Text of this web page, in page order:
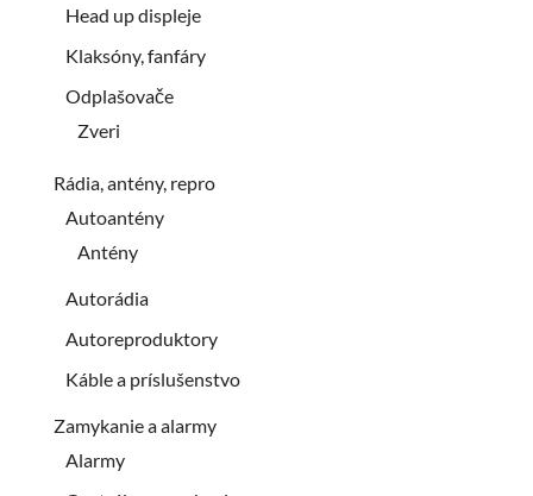
Head up displeje
Klaksóny, fanfáry
Odplašovače
Zveri
Rádia, antény, repro
Autoantény
Antény
Autorádia
Autoreproduktory
Káble a príslušenstvo
Zamykanie a alarmy
Alarmy